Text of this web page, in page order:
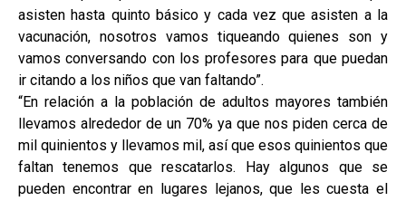
asisten hasta quinto básico y cada vez que asisten a la
vacunación, nosotros vamos tiqueando quienes son y
vamos conversando con los profesores para que puedan
ir citando a los niños que van faltando”.
“En relación a la población de adultos mayores también
llevamos alrededor de un 70% ya que nos piden cerca de
mil quinientos y llevamos mil, así que esos quinientos que
faltan tenemos que rescatarlos. Hay algunos que se
pueden encontrar en lugares lejanos, que les cuesta el